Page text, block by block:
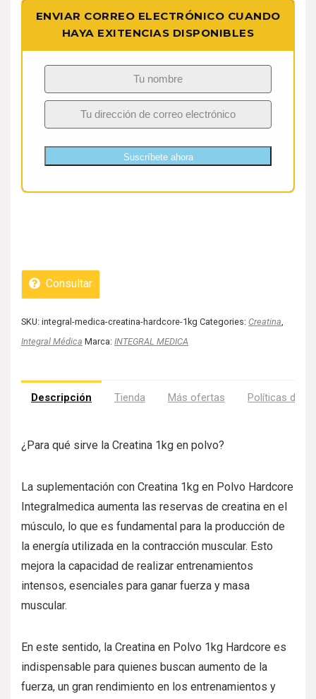
ENVIAR CORREO ELECTRÓNICO CUANDO
HAYA EXITENCIAS DISPONIBLES
Suscríbete ahora
Consultar
SKU: integral-medica-creatina-hardcore-1kg Categories: Creatina,
Integral Médica Marca: INTEGRAL MEDICA
Descripción Tienda Más ofertas Políticas de la
¿Para qué sirve la Creatina 1kg en polvo?
La suplementación con Creatina 1kg en Polvo Hardcore
Integralmedica aumenta las reservas de creatina en el
músculo, lo que es fundamental para la producción de
la energía utilizada en la contracción muscular. Esto
mejora la capacidad de realizar entrenamientos
intensos, esenciales para ganar fuerza y masa
muscular.
En este sentido, la Creatina en Polvo 1kg Hardcore es
indispensable para quienes buscan aumento de la
fuerza, un gran rendimiento en los entrenamientos y